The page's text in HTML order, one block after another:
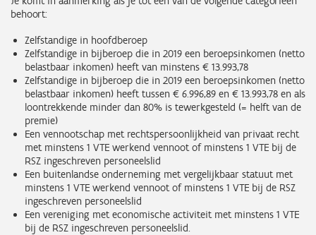
behoort:
Zelfstandige in hoofdberoep
Zelfstandige in bijberoep die in 2019 een beroepsinkomen (netto
belastbaar inkomen) heeft van minstens € 13.993,78
Zelfstandige in bijberoep die in 2019 een beroepsinkomen (netto
belastbaar inkomen) heeft tussen € 6.996,89 en € 13.993,78 en als
loontrekkende minder dan 80% is tewerkgesteld (= helft van de
premie)
Een vennootschap met rechtspersoonlijkheid van privaat recht
met minstens 1 VTE werkend vennoot of minstens 1 VTE bij de
RSZ ingeschreven personeelslid
Een buitenlandse onderneming met vergelijkbaar statuut met
minstens 1 VTE werkend vennoot of minstens 1 VTE bij de RSZ
ingeschreven personeelslid
Een vereniging met economische activiteit met minstens 1 VTE
bij de RSZ ingeschreven personeelslid.